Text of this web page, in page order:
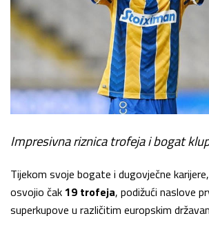
Impresivna riznica trofeja i bogat
Tijekom svoje bogate i dugovječne
osvojio čak19 trofeja, podižući naslove
superkupove u različitim europskim